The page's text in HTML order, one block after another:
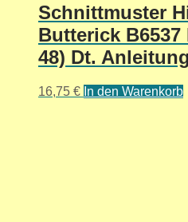
Schnittmuster
Butterick B6537
48) Dt. Anleitung
16,75 € In den Warenkorb